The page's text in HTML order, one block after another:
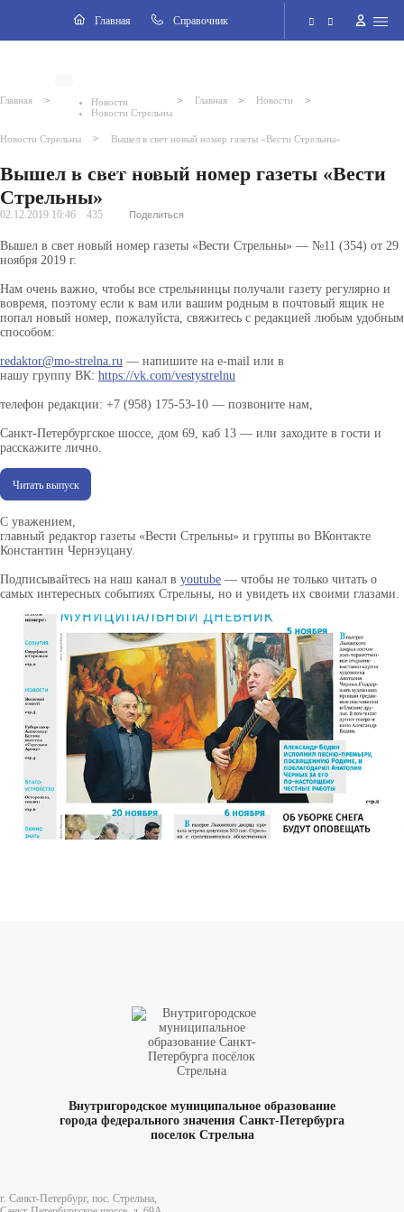
Главная Cправочник
Версия для слабовидящих
Поиск по сайту
Главная >
Новости
Новости Стрельны
> Главная > Новости >
Новости Стрельны > Вышел в свет новый номер газеты «Вести Стрельны»
Вышел в свет новый номер газеты «Вести
Стрельны»
02.12.2019 10:46 435 Поделиться
Вышел в свет новый номер газеты «Вести Стрельны» — №11 (354) от 29
ноября 2019 г.
Нам очень важно, чтобы все стрельнинцы получали газету регулярно и
вовремя, поэтому если к вам или вашим родным в почтовый ящик не
попал новый номер, пожалуйста, свяжитесь с редакцией любым удобным
способом:
redaktor@mo-strelna.ru — напишите на e-mail или в
нашу группу ВК: https://vk.com/vestystrelnu
телефон редакции: +7 (958) 175-53-10 — позвоните нам,
Санкт-Петербургское шоссе, дом 69, каб 13 — или заходите в гости и
расскажите лично.
Читать выпуск
С уважением,
главный редактор газеты «Вести Стрельны» и группы во ВКонтакте
Константин Чернэуцану.
Подписывайтесь на наш канал в youtube — чтобы не только читать о
самых интересных событиях Стрельны, но и увидеть их своими глазами.
Внутригородское муниципальное образование
города федерального значения Санкт-Петербурга
поселок Стрельна
г. Санкт-Петербург, пос. Стрельна,